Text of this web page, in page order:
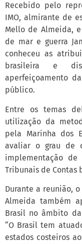
Recebido pelo
IMO, almirante de
Mello de Almeida,
de mar e guerra
conheceu as
brasileira e
aperfeiçoamento
público.
Entre os temas
utilização da
pela Marinha dos
avaliar o grau de
implementação
Tribunais de Contas
Durante a reunião,
Almeida também
Brasil no âmbito
“O Brasil tem
estados costeiros